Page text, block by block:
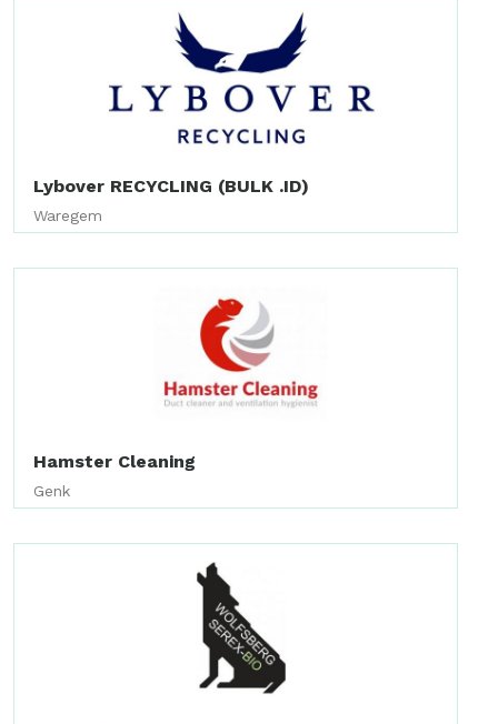
Lybover RECYCLING (BULK .ID)
Waregem
Hamster Cleaning
Genk